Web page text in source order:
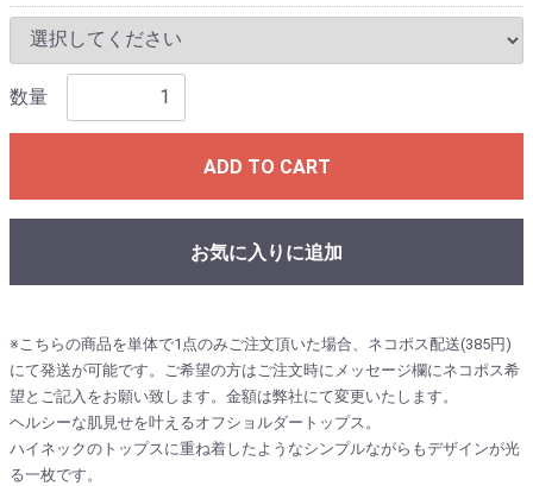
数量
ADD TO CART
お気に入りに追加
※こちらの商品を単体で1点のみご注文頂いた場合、ネコポス配送(385円)
にて発送が可能です。ご希望の方はご注文時にメッセージ欄にネコポス希
望とご記入をお願い致します。金額は弊社にて変更いたします。
ヘルシーな肌見せを叶えるオフショルダートップス。
ハイネックのトップスに重ね着したようなシンプルながらもデザインが光
る一枚です。